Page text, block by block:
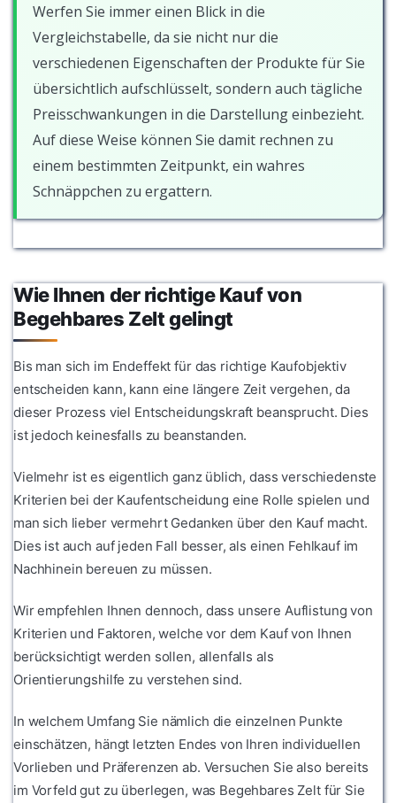
Werfen Sie immer einen Blick in die
Vergleichstabelle, da sie nicht nur die
verschiedenen Eigenschaften der Produkte für Sie
übersichtlich aufschlüsselt, sondern auch tägliche
Preisschwankungen in die Darstellung einbezieht.
Auf diese Weise können Sie damit rechnen zu
einem bestimmten Zeitpunkt, ein wahres
Schnäppchen zu ergattern.
Wie Ihnen der richtige Kauf von
Begehbares Zelt gelingt
Bis man sich im Endeffekt für das richtige Kaufobjektiv
entscheiden kann, kann eine längere Zeit vergehen, da
dieser Prozess viel Entscheidungskraft beansprucht. Dies
ist jedoch keinesfalls zu beanstanden.
Vielmehr ist es eigentlich ganz üblich, dass verschiedenste
Kriterien bei der Kaufentscheidung eine Rolle spielen und
man sich lieber vermehrt Gedanken über den Kauf macht.
Dies ist auch auf jeden Fall besser, als einen Fehlkauf im
Nachhinein bereuen zu müssen.
Wir empfehlen Ihnen dennoch, dass unsere Auflistung von
Kriterien und Faktoren, welche vor dem Kauf von Ihnen
berücksichtigt werden sollen, allenfalls als
Orientierungshilfe zu verstehen sind.
In welchem Umfang Sie nämlich die einzelnen Punkte
einschätzen, hängt letzten Endes von Ihren individuellen
Vorlieben und Präferenzen ab. Versuchen Sie also bereits
im Vorfeld gut zu überlegen, was Begehbares Zelt für Sie